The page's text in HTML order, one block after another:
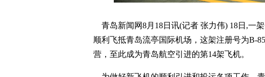
青岛新闻网8月18日讯(记者 张力伟) 18日,一
顺利飞抵青岛流亭国际机场，这架注册号为B-
营，至此成为青岛航空引进的第14架飞机。